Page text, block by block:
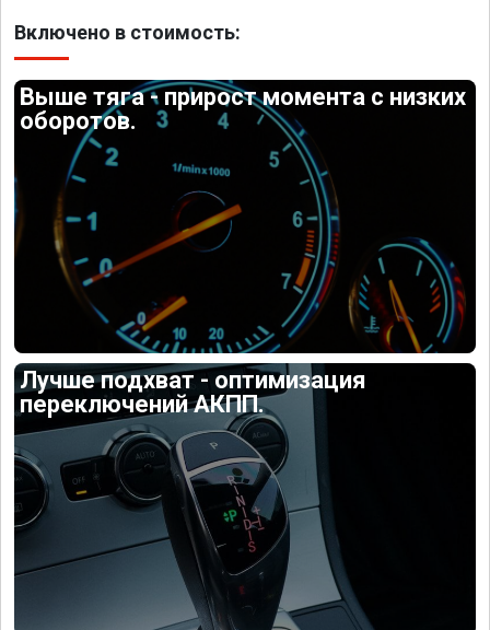
Включено в стоимость:
Выше тяга - прирост момента с низких
оборотов.
Лучше подхват - оптимизация
переключений АКПП.